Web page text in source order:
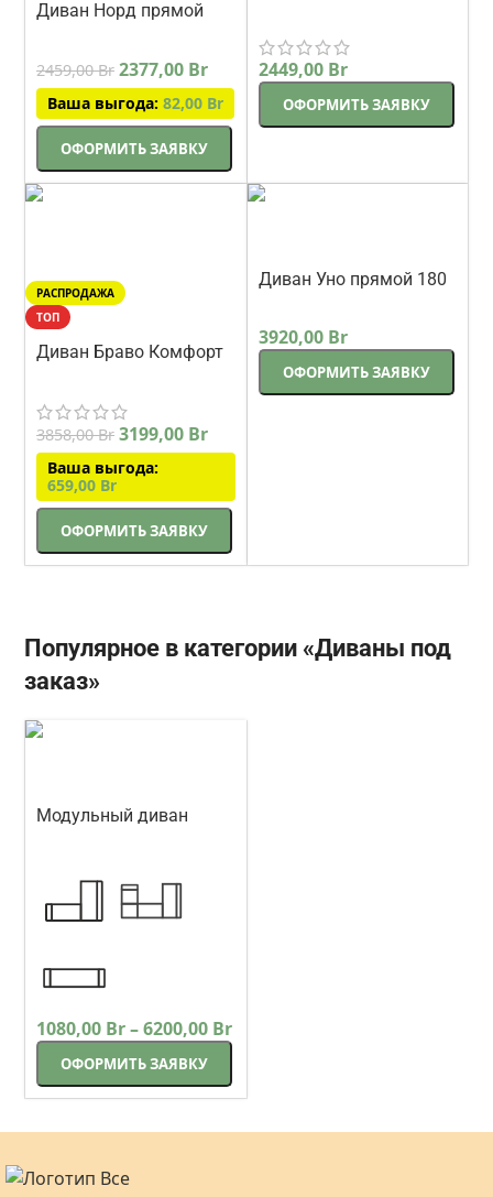
Диван Норд прямой
2459,00Br 2377,00 Br
Ваша выгода: 82,00 Br
ОФОРМИТЬ ЗАЯВКУ
2449,00 Br
ОФОРМИТЬ ЗАЯВКУ
РАСПРОДАЖА
ТОП
Диван Браво Комфорт
3858,00Br 3199,00 Br
Ваша выгода:
659,00 Br
ОФОРМИТЬ ЗАЯВКУ
Диван Уно прямой 180
3920,00 Br
ОФОРМИТЬ ЗАЯВКУ
Популярное в категории «Диваны под
заказ»
Модульный диван
1080,00 Br–6200,00 Br
ОФОРМИТЬ ЗАЯВКУ